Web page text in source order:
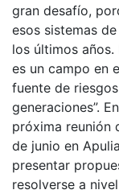
gran desafío,
esos sistemas
los últimos
es un campo en
fuente de
generaciones”.
próxima reunión
de junio en
presentar
resolverse a